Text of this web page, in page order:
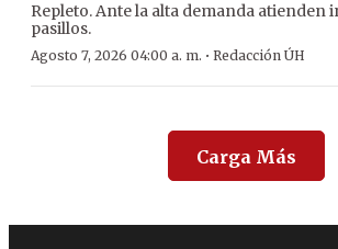
Repleto. Ante la alta demanda atienden
pasillos.
Agosto 7, 2026 04:00 a. m. · Redacción ÚH
Carga Más